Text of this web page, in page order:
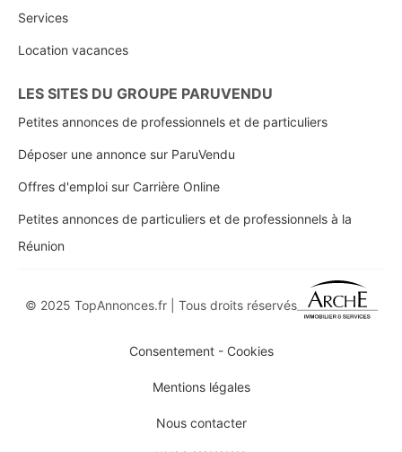
Services
Location vacances
LES SITES DU GROUPE PARUVENDU
Petites annonces de professionnels et de particuliers
Déposer une annonce sur ParuVendu
Offres d'emploi sur Carrière Online
Petites annonces de particuliers et de professionnels à la
Réunion
© 2025 TopAnnonces.fr | Tous droits réservés
Consentement - Cookies
Mentions légales
Nous contacter